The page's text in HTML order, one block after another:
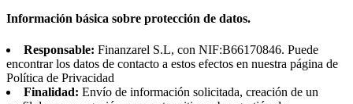
Información básica sobre protección de datos.
Responsable: Finanzarel S.L, con NIF:B66170846. Puede
encontrar los datos de contacto a estos efectos en nuestra página de
Política de Privacidad
Finalidad: Envío de información solicitada, creación de un